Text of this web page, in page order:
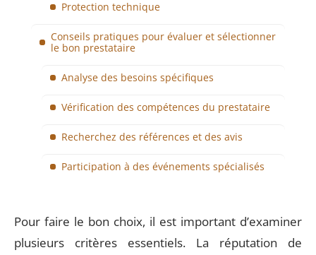
Protection technique
Conseils pratiques pour évaluer et sélectionner
le bon prestataire
Analyse des besoins spécifiques
Vérification des compétences du prestataire
Recherchez des références et des avis
Participation à des événements spécialisés
Pour faire le bon choix, il est important d’examiner
plusieurs critères essentiels. La réputation de